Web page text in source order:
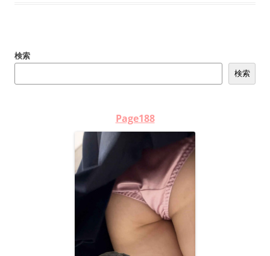
検索
検索
Page188